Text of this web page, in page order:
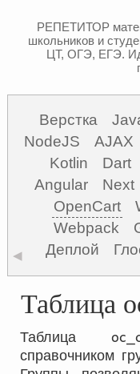
РЕПЕТИТОР
школьников и
ЦТ, ОГЭ, ЕГЭ.
Верстка
NodeJS
AJAX
Kotlin
Dart
Angular
Next
OpenCart
Webpack
Деплой
◀
Таблица
Таблица
справочником